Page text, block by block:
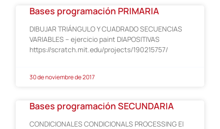
Bases programación PRIMARIA
DIBUJAR TRIÁNGULO Y CUADRADO SECUENCIAS
VARIABLES – ejercicio paint DIAPOSITIVAS
https://scratch.mit.edu/projects/190215757/
30 de noviembre de 2017
Bases programación SECUNDARIA
CONDICIONALES CONDICIONALS PROCESSING El